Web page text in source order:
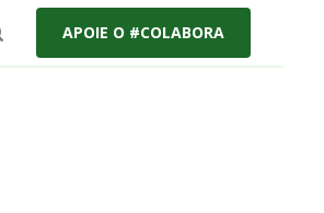
APOIE O #COLABORA